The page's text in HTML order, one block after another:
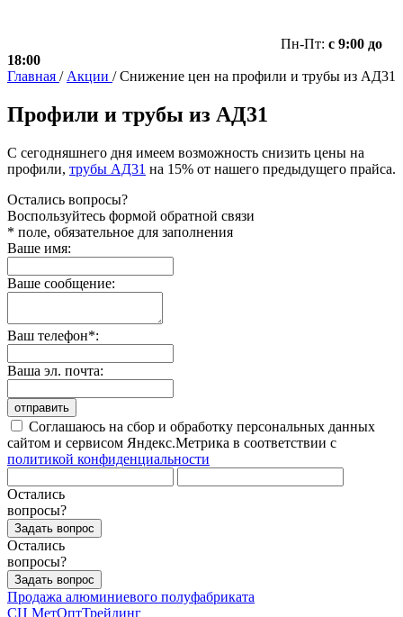
Пн-Пт: с 9:00 до
18:00
Главная / Акции / Снижение цен на профили и трубы из АД31
Профили и трубы из АД31
С сегодняшнего дня имеем возможность снизить цены на
профили, трубы АД31 на 15% от нашего предыдущего прайса.
Остались вопросы?
Воспользуйтесь формой обратной связи
* поле, обязательное для заполнения
Ваше имя:
Ваше сообщение:
Ваш телефон*:
Ваша эл. почта:
отправить
Соглашаюсь на сбор и обработку персональных данных
сайтом и сервисом Яндекс.Метрика в соответствии с
политикой конфиденциальности
Остались
вопросы?
Задать вопрос
Остались
вопросы?
Задать вопрос
Продажа алюминиевого полуфабриката
СЦ МетОптТрейдинг